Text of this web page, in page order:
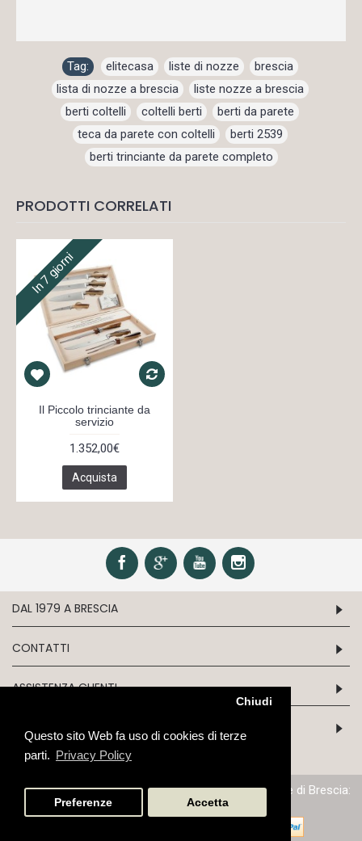
Questo sito Web fa uso di cookies di terze
parti. Privacy Policy
Chiudi
Preferenze Accetta
Tag: elitecasa , liste di nozze , brescia ,
lista di nozze a brescia , liste nozze a brescia ,
berti coltelli
coltelli berti berti da parete
teca da parete con coltelli , berti 2539 ,
berti trinciante da parete completo
PRODOTTI CORRELATI
In 7 giorni
Il Piccolo trinciante da
servizio
1.352,00€
Acquista
DAL 1979 A BRESCIA
CONTATTI
ASSISTENZA CLIENTI
INFORMATION
P.IVA/C.F. 03243970179 - N.iscrizione al Reg. Imprese di Brescia:
03243970179 - Cap. Soc: Euro 51.645,68